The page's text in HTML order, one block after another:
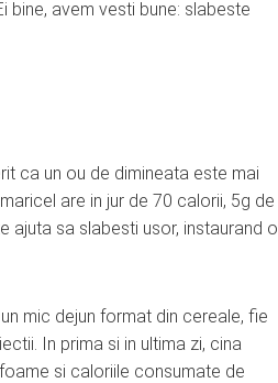
bine, avem vesti bune: slabeste
ca un ou de dimineata este mai
are in jur de 70 calorii, 5g de
ajuta sa slabesti usor, instaurand o
mic dejun format din cereale, fie
In prima si in ultima zi, cina
si caloriile consumate de